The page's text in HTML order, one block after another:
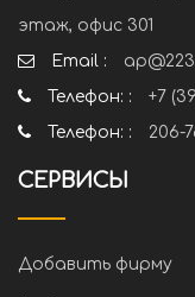
этаж, офис 301
Email :
Телефон: :
+7
Телефон: :
206-
СЕРВИСЫ
Добавить фирму